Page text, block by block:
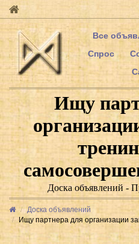
Все
Спрос
Ищу
Доска объявлений -
Доска объявлений
Ищу партнера для организации